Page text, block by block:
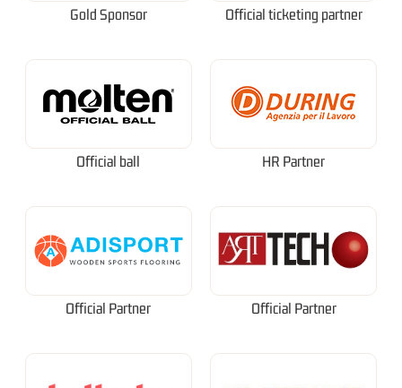
Gold Sponsor Official ticketing partner
Official ball HR Partner
Official Partner Official Partner